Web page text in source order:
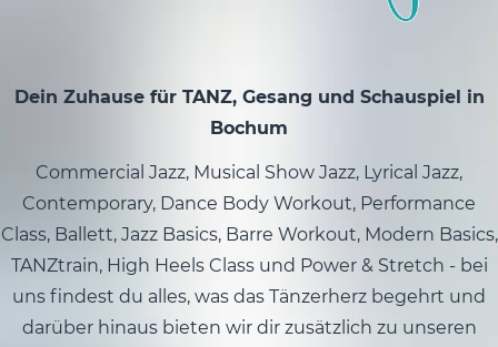
Dein Zuhause für TANZ, Gesang und Schauspiel in
Bochum
Commercial Jazz, Musical Show Jazz, Lyrical Jazz,
Contemporary, Dance Body Workout, Performance
Class, Ballett, Jazz Basics, Barre Workout, Modern Basics,
TANZtrain, High Heels Class und Power & Stretch - bei
uns findest du alles, was das Tänzerherz begehrt und
darüber hinaus bieten wir dir zusätzlich zu unseren